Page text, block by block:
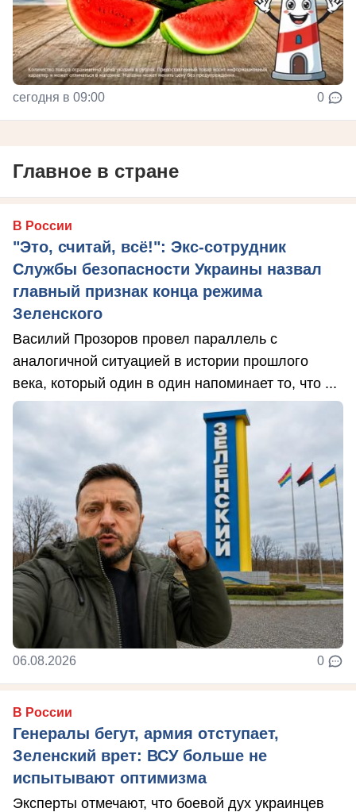
сегодня в 09:00 0
Главное в стране
В России
"Это, считай, всё!": Экс-сотрудник
Службы безопасности Украины назвал
главный признак конца режима
Зеленского
Василий Прозоров провел параллель с
аналогичной ситуацией в истории прошлого
века, который один в один напоминает то, что ...
06.08.2026 0
В России
Генералы бегут, армия отступает,
Зеленский врет: ВСУ больше не
испытывают оптимизма
Эксперты отмечают, что боевой дух украинцев